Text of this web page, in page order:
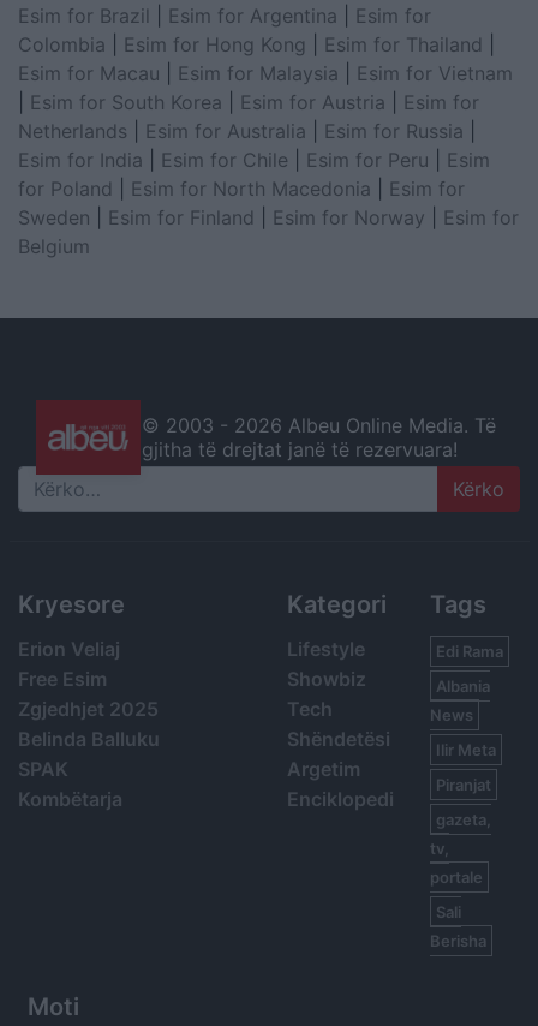
Esim for Brazil
Esim for Argentina
Esim for
Colombia
Esim for Hong Kong Esim for Thailand
Esim for Macau
Esim for Malaysia
Esim for Vietnam
Esim for South Korea Esim for Austria
Esim for
Netherlands
Esim for Australia Esim for Russia
Esim for India
Esim for Chile Esim for Peru
Esim
for Poland
Esim for North Macedonia
Esim for
Sweden
Esim for Finland Esim for Norway
Esim for
Belgium
© 2003 - 2026 Albeu Online Media. Të
gjitha të drejtat janë të rezervuara!
Search
Kryesore
Erion Veliaj
Free Esim
Zgjedhjet 2025
Belinda Balluku
SPAK
Kombëtarja
Kategori
Lifestyle
Showbiz
Tech
Shëndetësi
Argetim
Enciklopedi
Tags
Edi Rama
Albania
News
Ilir Meta
Piranjat
gazeta,
tv,
portale
Sali
Berisha
Moti